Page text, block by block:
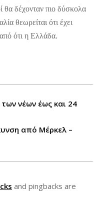
θα δέχονταν πιο δύσκολα
θεωρείται ότι έχει
ότι η Ελλάδα.
νέων έως και 24
από Μέρκελ –
and pingbacks are